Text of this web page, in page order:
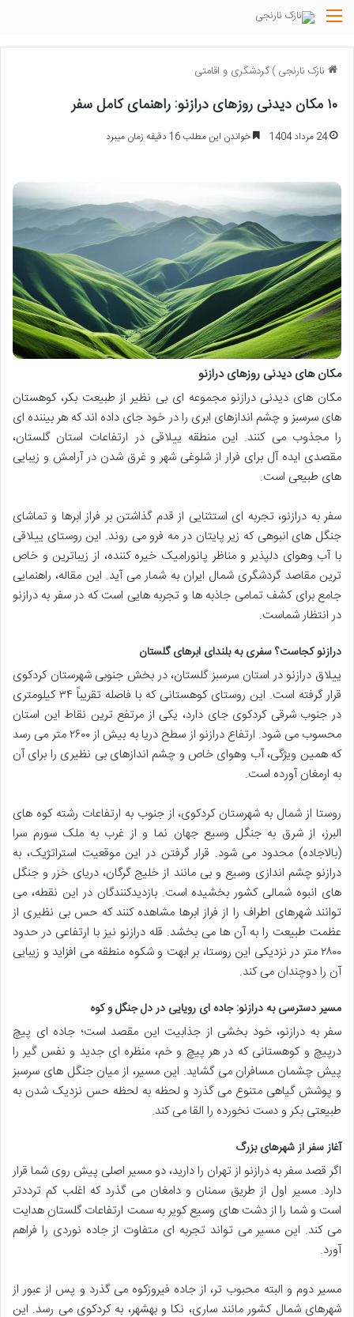
منو
نازک نارنجی)گردشگری و اقامتی
۱۰ مکان دیدنی روزهای درازنو: راهنمای کامل سفر
24 مرداد 1404 خواندن این مطلب 16 دقیقه زمان میبرد
مکان های دیدنی روزهای درازنو
مکان های دیدنی درازنو مجموعه ای بی نظیر از طبیعت بکر، کوهستان
های سرسبز و چشم اندازهای ابری را در خود جای داده اند که هر بیننده ای
را مجذوب می کنند. این منطقه ییلاقی در ارتفاعات استان گلستان،
مقصدی ایده آل برای فرار از شلوغی شهر و غرق شدن در آرامش و زیبایی
های طبیعی است.
سفر به درازنو، تجربه ای استثنایی از قدم گذاشتن بر فراز ابرها و تماشای
جنگل های انبوهی که زیر پایتان در مه فرو می روند. این روستای ییلاقی
با آب وهوای دلپذیر و مناظر پانورامیک خیره کننده، از زیباترین و خاص
ترین مقاصد گردشگری شمال ایران به شمار می آید. این مقاله، راهنمایی
جامع برای کشف تمامی جاذبه ها و تجربه هایی است که در سفر به درازنو
در انتظار شماست.
درازنو کجاست؟ سفری به بلندای ابرهای گلستان
ییلاق درازنو در استان سرسبز گلستان، در بخش جنوبی شهرستان کردکوی
قرار گرفته است. این روستای کوهستانی که با فاصله تقریباً ۳۴ کیلومتری
در جنوب شرقی کردکوی جای دارد، یکی از مرتفع ترین نقاط این استان
محسوب می شود. ارتفاع درازنو از سطح دریا به بیش از ۲۶۰۰ متر می رسد
که همین ویژگی، آب وهوای خاص و چشم اندازهای بی نظیری را برای آن
به ارمغان آورده است.
روستا از شمال به شهرستان کردکوی، از جنوب به ارتفاعات رشته کوه های
البرز، از شرق به جنگل وسیع جهان نما و از غرب به ملک سورم سرا
(بالاجاده) محدود می شود. قرار گرفتن در این موقعیت استراتژیک، به
درازنو چشم اندازی وسیع و بی مانند از خلیج گرگان، دریای خزر و جنگل
های انبوه شمالی کشور بخشیده است. بازدیدکنندگان در این نقطه، می
توانند شهرهای اطراف را از فراز ابرها مشاهده کنند که حس بی نظیری از
عظمت طبیعت را به آن ها می بخشد. قله درازنو نیز با ارتفاعی در حدود
۲۸۰۰ متر در نزدیکی این روستا، بر ابهت و شکوه منطقه می افزاید و زیبایی
آن را دوچندان می کند.
مسیر دسترسی به درازنو: جاده ای رویایی در دل جنگل و کوه
سفر به درازنو، خود بخشی از جذابیت این مقصد است؛ جاده ای پیچ
درپیچ و کوهستانی که در هر پیچ و خم، منظره ای جدید و نفس گیر را
پیش چشمان مسافران می گشاید. این مسیر، از میان جنگل های سرسبز
و پوشش گیاهی متنوع می گذرد و لحظه به لحظه حس نزدیک شدن به
طبیعتی بکر و دست نخورده را القا می کند.
آغاز سفر از شهرهای بزرگ
اگر قصد سفر به درازنو از تهران را دارید، دو مسیر اصلی پیش روی شما قرار
دارد. مسیر اول از طریق سمنان و دامغان می گذرد که اغلب کم ترددتر
است و شما را از دشت های وسیع کویر به سمت ارتفاعات گلستان هدایت
می کند. این مسیر می تواند تجربه ای متفاوت از جاده نوردی را فراهم
آورد.
مسیر دوم و البته محبوب تر، از جاده فیروزکوه می گذرد و پس از عبور از
شهرهای شمال کشور مانند ساری، نکا و بهشهر، به کردکوی می رسد. این